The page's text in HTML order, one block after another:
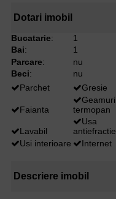
Dotari imobil
Bucatarie:
1
Bai:
1
Parcare:
nu
Beci: nu
Parchet
Gresie
Faianta
Geamuri
termopan
Lavabil
Usa
antiefractie
Usi interioare
Internet
Descriere imobil